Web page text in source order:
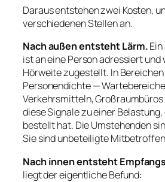
Daraus entstehen zwei Kosten,
verschiedenen Stellen an.
Nach außen entsteht Lärm.
ist an eine Person adressiert und
Hörweite zugestellt. In
Personendichte —
Verkehrsmitteln,
diese Signale zu einer
bestellt hat. Die Umstehenden
Sie sind unbeteiligte
Nach innen entsteht
liegt der eigentliche Befund: